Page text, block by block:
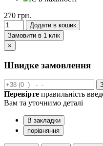
270 грн.
Додати в кошик
Замовити в 1 клік
×
Швидке замовлення
Перевірте правильність
Вам та уточнимо деталі
В закладки
порівняння